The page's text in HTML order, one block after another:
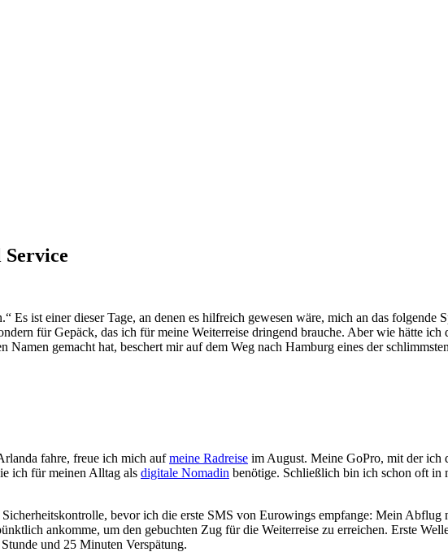
ist einer dieser Tage, an denen es hilfreich gewesen wäre, mich an das folgende
für Gepäck, das ich für meine Weiterreise dringend brauche. Aber wie hätte ich
Namen gemacht hat, beschert mir auf dem Weg nach Hamburg eines der
fahre, freue ich mich aufmeine Radreise im August. Meine GoPro, mit der ich
ich für meinen Alltag als digitale Nomadin benötige. Schließlich bin ich schon oft in
bevor ich die erste SMS von Eurowings empfange: Mein Abflug
ankomme, um den gebuchten Zug für die Weiterreise zu erreichen. Erste
und 25 Minuten Verspätung.